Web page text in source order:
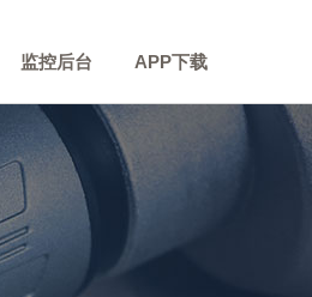
监控后台 APP下载